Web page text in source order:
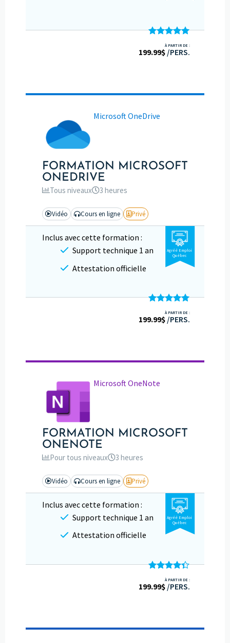
Note4.94
sur 5
À PARTIR DE :
199.99$ /PERS.
Microsoft OneDrive
FORMATION MICROSOFT
ONEDRIVE
Tous niveaux 3 heures
Vidéo Cours en ligne Privé
Inclus avec cette formation :
Support technique 1 an
Attestation officielle
Agréé Emploi
Québec
Note5.00
sur 5
À PARTIR DE :
199.99$ /PERS.
Microsoft OneNote
FORMATION MICROSOFT
ONENOTE
Pour tous niveaux 3 heures
Vidéo Cours en ligne Privé
Inclus avec cette formation :
Support technique 1 an
Attestation officielle
Agréé Emploi
Québec
Note4.33
sur 5
À PARTIR DE :
199.99$ /PERS.